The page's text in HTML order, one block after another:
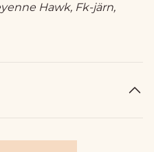
Hawk, Fk-järn,